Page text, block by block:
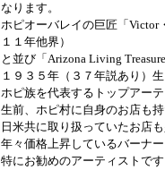
なります。
ホピオーバレイの巨匠「Victor
１１年他界）
と並び「Arizona Living
１９３５年（３７年説あり）
ホピ族を代表するトップアー
生前、ホピ村に自身のお店も
日米共に取り扱っていたお店
年々価格上昇しているバーナ
特にお勧めのアーティストで